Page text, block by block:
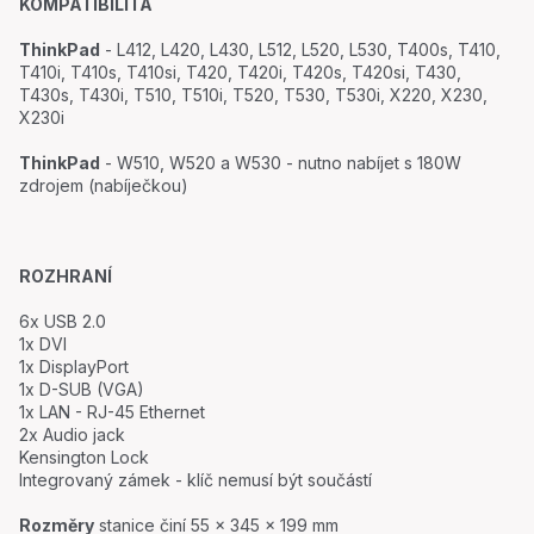
KOMPATIBILITA
ThinkPad - L412, L420, L430, L512, L520, L530, T400s, T410,
T410i, T410s, T410si, T420, T420i, T420s, T420si, T430,
T430s, T430i, T510, T510i, T520, T530, T530i, X220, X230,
X230i
ThinkPad - W510, W520 a W530 - nutno nabíjet s 180W
zdrojem (nabíječkou)
ROZHRANÍ
6x USB 2.0
1x DVI
1x DisplayPort
1x D-SUB (VGA)
1x LAN - RJ-45 Ethernet
2x Audio jack
Kensington Lock
Integrovaný zámek - klíč nemusí být součástí
Rozměry stanice činí 55 x 345 x 199 mm